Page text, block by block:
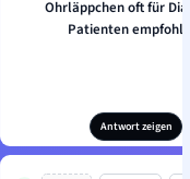
Ohrläppchen oft für
Patienten
Antwort zeigen